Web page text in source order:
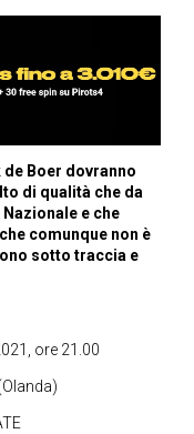
de Boer dovranno
di qualità che da
e che
comunque non è
sotto traccia e
ore 21.00